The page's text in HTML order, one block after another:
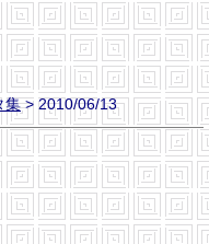
集> 2010/06/13